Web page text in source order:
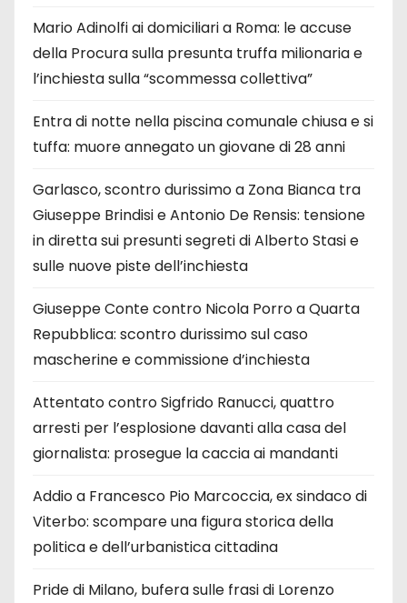
Mario Adinolfi ai domiciliari a Roma: le accuse
della Procura sulla presunta truffa milionaria e
l’inchiesta sulla “scommessa collettiva”
Entra di notte nella piscina comunale chiusa e si
tuffa: muore annegato un giovane di 28 anni
Garlasco, scontro durissimo a Zona Bianca tra
Giuseppe Brindisi e Antonio De Rensis: tensione
in diretta sui presunti segreti di Alberto Stasi e
sulle nuove piste dell’inchiesta
Giuseppe Conte contro Nicola Porro a Quarta
Repubblica: scontro durissimo sul caso
mascherine e commissione d’inchiesta
Attentato contro Sigfrido Ranucci, quattro
arresti per l’esplosione davanti alla casa del
giornalista: prosegue la caccia ai mandanti
Addio a Francesco Pio Marcoccia, ex sindaco di
Viterbo: scompare una figura storica della
politica e dell’urbanistica cittadina
Pride di Milano, bufera sulle frasi di Lorenzo